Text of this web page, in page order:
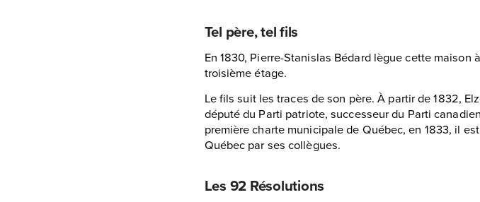
Tel père, tel fils
En 1830, Pierre-Stanislas Bédard lègue cette
troisième étage.
Le fils suit les traces de son père. À partir de 1832,
député du Parti patriote, successeur du Parti
première charte municipale de Québec, en 1833, il
Québec par ses collègues.
Les 92 Résolutions